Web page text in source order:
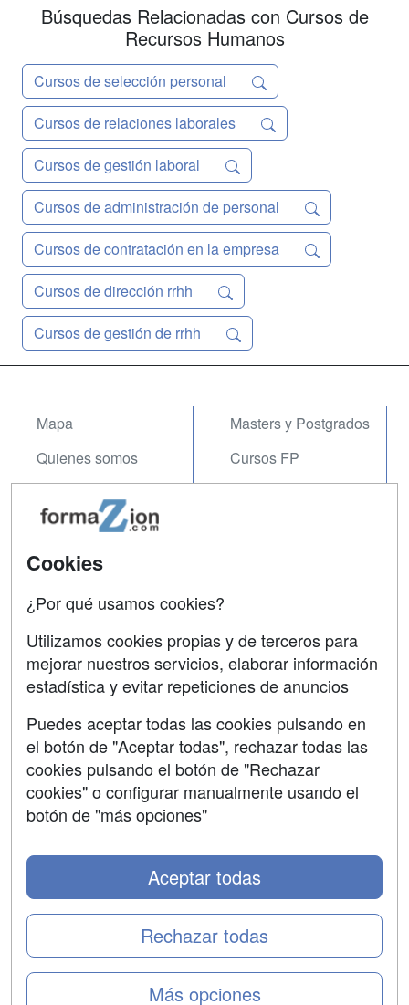
recursos humanos. El curso está
dirigid...
Búsquedas Relacionadas con Cursos de
Recursos Humanos
Cursos de selección personal
Cursos de relaciones laborales
Cursos de gestión laboral
Cursos de administración de personal
Cursos de contratación en la empresa
Cursos de dirección rrhh
Cursos de gestión de rrhh
Mapa
Quienes somos
Acceso Usuarios
Acceso Centros
Masters y Postgrados
Cursos FP
Contactar
Confidencialidad
Copyleft
SÍGUENOS EN:
Cookies
¿Por qué usamos cookies?
Utilizamos cookies propias y de terceros para
mejorar nuestros servicios, elaborar información
estadística y evitar repeticiones de anuncios
Puedes aceptar todas las cookies pulsando en
el botón de "Aceptar todas", rechazar todas las
cookies pulsando el botón de "Rechazar
cookies" o configurar manualmente usando el
botón de "más opciones"
Más opciones
Rechazar todas
Aceptar todas